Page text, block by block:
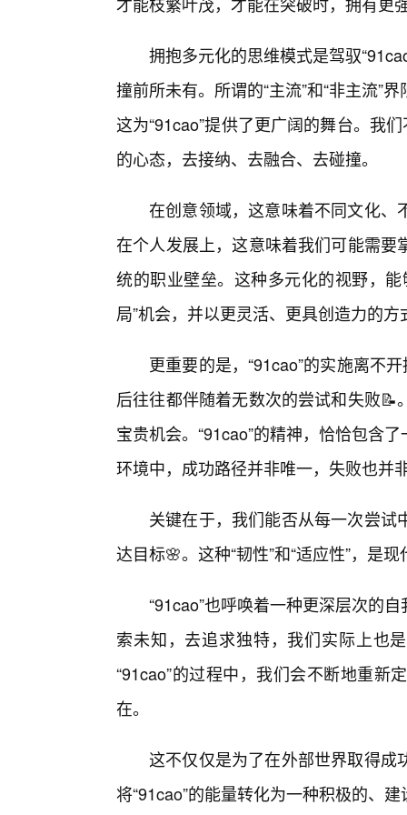
拥抱多元化的思维模式是驾驭
撞前所未有。所谓的“主流”和“非主流”
这为“91cao”提供了更广阔的舞台。我
的心态，去接纳、去融合、去碰撞。
在创意领域，这意味着不同文化、
在个人发展上，这意味着我们可能需
统的职业壁垒。这种多元化的视野，
局”机会，并以更灵活、更具创造力的
更重要的是，“91cao”的实施离不
后往往都伴随着无数次的尝试和失败
宝贵机会。“91cao”的精神，恰恰包含
环境中，成功路径并非唯一，失败也并
关键在于，我们能否从每一次尝
达目标🌸。这种“韧性”和“适应性”，是
“91cao”也呼唤着一种更深层次的
索未知，去追求独特，我们实际上也
“91cao”的过程中，我们会不断地重新
在。
这不仅仅是为了在外部世界取得成
将“91cao”的能量转化为一种积极的、